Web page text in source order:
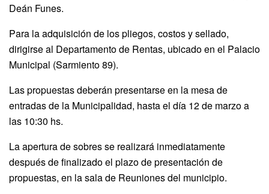
Deán Funes.
Para la adquisición de los pliegos, costos y sellado,
dirigirse al Departamento de Rentas, ubicado en el Palacio
Municipal (Sarmiento 89).
Las propuestas deberán presentarse en la mesa de
entradas de la Municipalidad, hasta el día 12 de marzo a
las 10:30 hs.
La apertura de sobres se realizará inmediatamente
después de finalizado el plazo de presentación de
propuestas, en la sala de Reuniones del municipio.